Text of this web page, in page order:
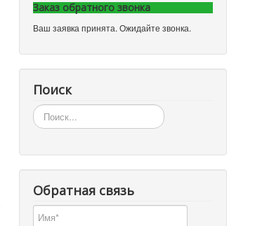
Заказ обратного звонка
Ваш заявка принята. Ожидайте звонка.
Поиск
Искать...
Обратная связь